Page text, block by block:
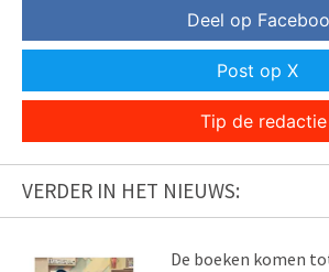
Deel op
Post op X
Tip de redactie
VERDER IN HET NIEUWS:
De boeken komen